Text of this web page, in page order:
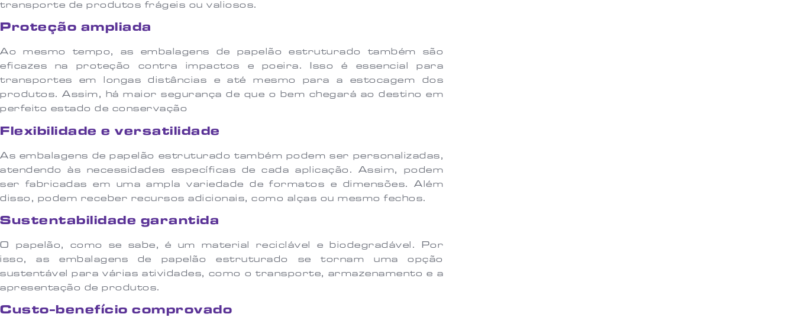
transporte de produtos frágeis ou valiosos.
Proteção ampliada
Ao mesmo tempo, as embalagens de papelão estruturado também são
eficazes na proteção contra impactos e poeira. Isso é essencial para
transportes em longas distâncias e até mesmo para a estocagem dos
produtos. Assim, há maior segurança de que o bem chegará ao destino em
perfeito estado de conservação
Flexibilidade e versatilidade
As embalagens de papelão estruturado também podem ser personalizadas,
atendendo às necessidades específicas de cada aplicação. Assim, podem
ser fabricadas em uma ampla variedade de formatos e dimensões. Além
disso, podem receber recursos adicionais, como alças ou mesmo fechos.
Sustentabilidade garantida
O papelão, como se sabe, é um material reciclável e biodegradável. Por
isso, as embalagens de papelão estruturado se tornam uma opção
sustentável para várias atividades, como o transporte, armazenamento e a
apresentação de produtos.
Custo-benefício comprovado